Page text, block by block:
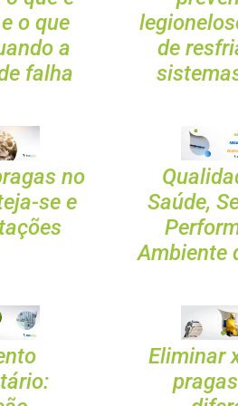
o que
a
falha
de
no
se e
Saúde,
Ambiente
Eliminar